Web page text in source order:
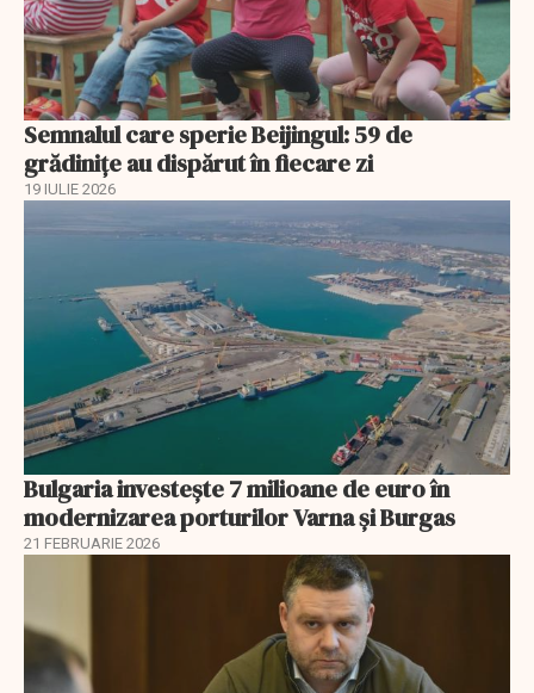
Semnalul care sperie Beijingul: 59 de
grădinițe au dispărut în fiecare zi
19 IULIE 2026
Bulgaria investește 7 milioane de euro în
modernizarea porturilor Varna și Burgas
21 FEBRUARIE 2026